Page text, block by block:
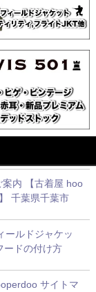
案内 【古着屋 hoo
千葉県千葉市
ールドジャケッ
ードの付け方
サイトマ